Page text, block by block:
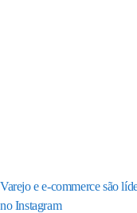
Varejo e e-commerce são
no Instagram